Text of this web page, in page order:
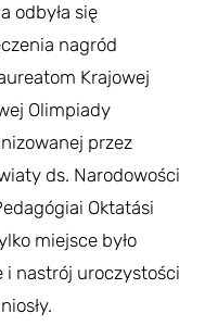
odbyła się
nagród
Krajowej
Olimpiady
przez
ds. Narodowości
Oktatási
miejsce było
i nastrój uroczystości